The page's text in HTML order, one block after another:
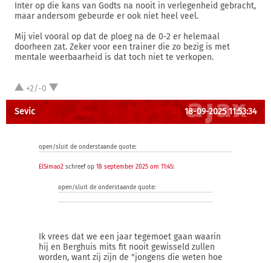
Inter op die kans van Godts na nooit in verlegenheid gebracht,
maar andersom gebeurde er ook niet heel veel.
Mij viel vooral op dat de ploeg na de 0-2 er helemaal
doorheen zat. Zeker voor een trainer die zo bezig is met
mentale weerbaarheid is dat toch niet te verkopen.
+2/-0
Sevic 18-09-2025 11:53:34
open/sluit de onderstaande quote:
ElSimao2 schreef op 18 september 2025 om 11:45:
open/sluit de onderstaande quote:
Ik vrees dat we een jaar tegemoet gaan waarin
hij en Berghuis mits fit nooit gewisseld zullen
worden, want zij zijn de "jongens die weten hoe